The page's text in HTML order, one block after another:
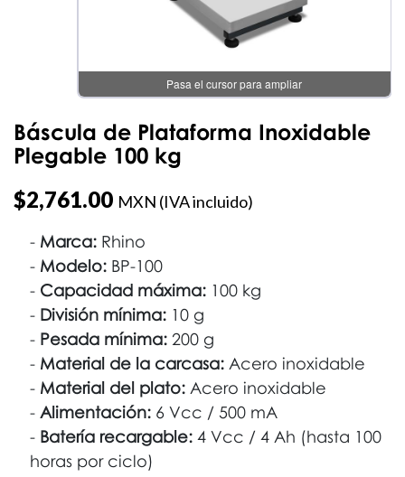
Pasa el cursor para ampliar
Báscula de Plataforma Inoxidable
Plegable 100 kg
$2,761.00 MXN (IVA incluido)
Marca: Rhino
Modelo: BP-100
Capacidad máxima: 100 kg
División mínima: 10 g
Pesada mínima: 200 g
Material de la carcasa: Acero inoxidable
Material del plato: Acero inoxidable
Alimentación: 6 Vcc / 500 mA
Batería recargable: 4 Vcc / 4 Ah (hasta 100
horas por ciclo)